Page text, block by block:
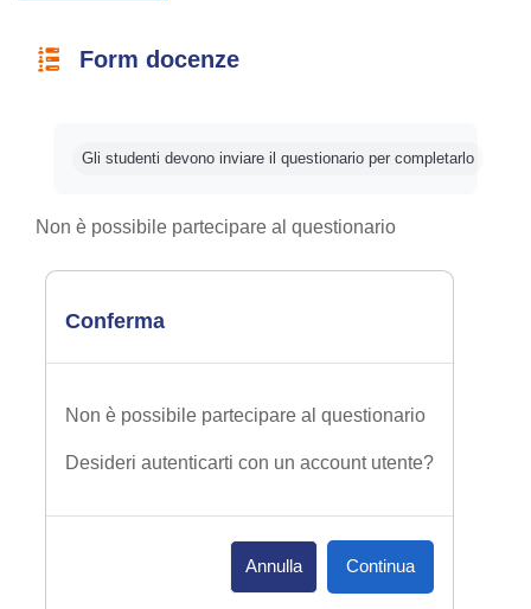
Form docenze
Gli studenti devono inviare il questionario per completarlo
Non è possibile partecipare al questionario
Conferma
Non è possibile partecipare al questionario
Desideri autenticarti con un account utente?
Annulla Continua